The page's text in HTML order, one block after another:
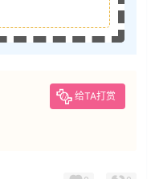
给TA打赏